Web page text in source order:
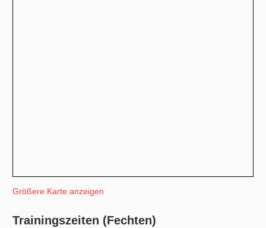
Größere Karte anzeigen
Trainingszeiten (Fechten)